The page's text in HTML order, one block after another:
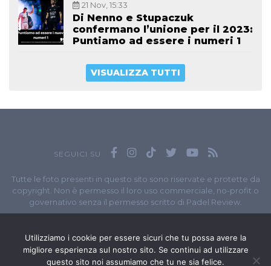
21 Nov, 15:33
Di Nenno e Stupaczuk
confermano l’unione per il 2023:
Puntiamo ad essere i numeri 1
VISUALIZZA TUTTI
SEGUICI SU
Tutte le foto presenti in questo sito sono riservate e protette da
copyright. Non è permesso il loro uso commerciale, no-profit o
governativo senza il permesso scritto di Padel Review.
// P.I. 11965351007
© Copyright 2020-2026 // Web Developer
Utilizziamo i cookie per essere sicuri che tu possa avere la
migliore esperienza sul nostro sito. Se continui ad utilizzare
questo sito noi assumiamo che tu ne sia felice.